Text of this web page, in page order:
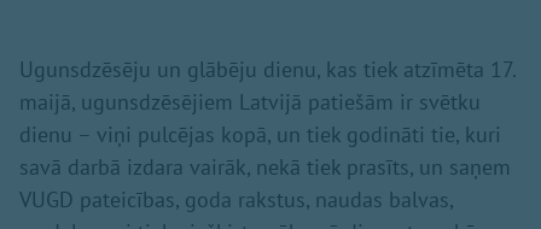
Ugunsdzēsēju un glābēju dienu, kas tiek atzīmēta 17.
maijā, ugunsdzēsējiem Latvijā patiešām ir svētku
dienu – viņi pulcējas kopā, un tiek godināti tie, kuri
savā darbā izdara vairāk, nekā tiek prasīts, un saņem
VUGD pateicības, goda rakstus, naudas balvas,